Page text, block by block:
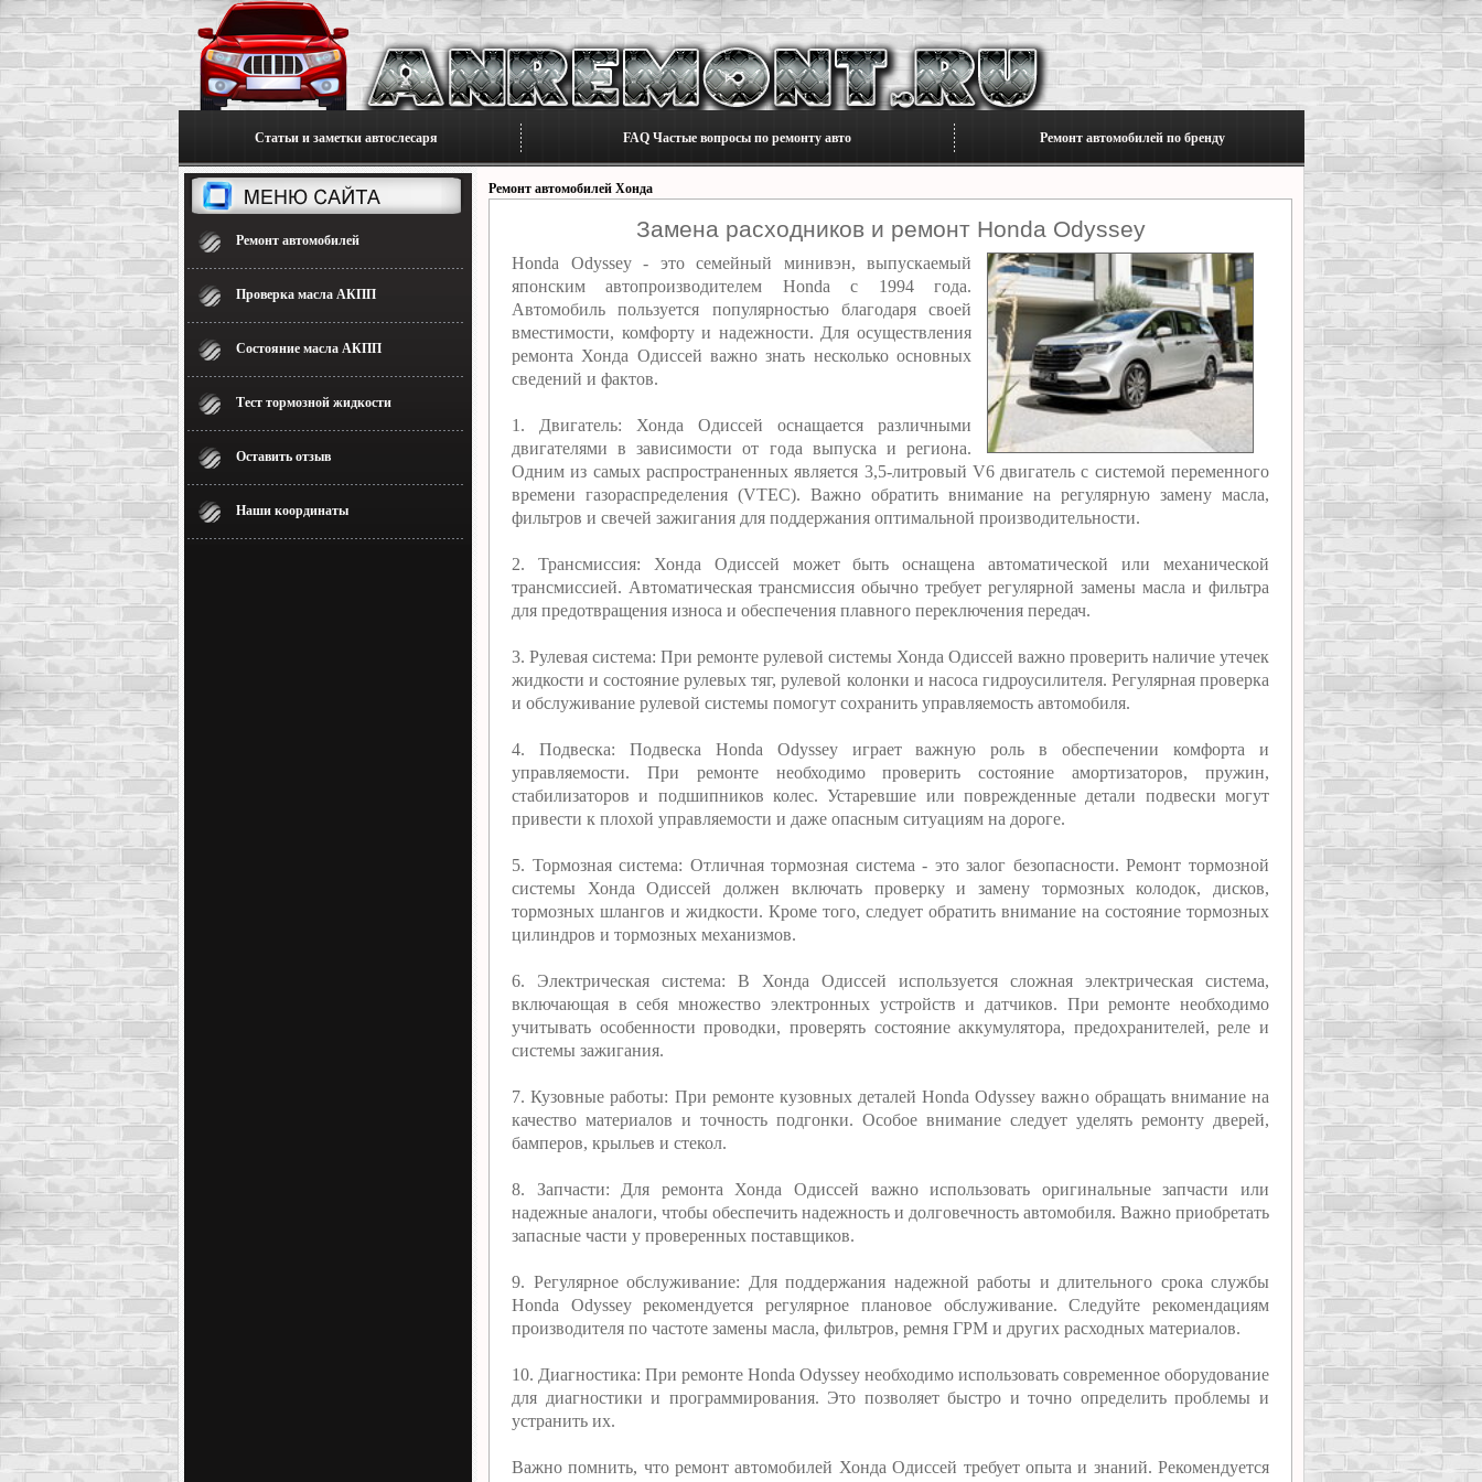
Статьи и заметки автослесаря FAQ Частые вопросы по ремонту авто Ремонт автомобилей по бренду
Ремонт автомобилей
Проверка масла АКПП
Состояние масла АКПП
Тест тормозной жидкости
Оставить отзыв
Наши координаты
Ремонт автомобилей Хонда
Замена расходников и ремонт Honda Odyssey
Honda Odyssey - это семейный минивэн, выпускаемый
японским автопроизводителем Honda с 1994 года.
Автомобиль пользуется популярностью благодаря своей
вместимости, комфорту и надежности. Для осуществления
ремонта Хонда Одиссей важно знать несколько основных
сведений и фактов.
1. Двигатель: Хонда Одиссей оснащается различными
двигателями в зависимости от года выпуска и региона.
Одним из самых распространенных является 3,5-литровый V6 двигатель с системой переменного
времени газораспределения (VTEC). Важно обратить внимание на регулярную замену масла,
фильтров и свечей зажигания для поддержания оптимальной производительности.
2. Трансмиссия: Хонда Одиссей может быть оснащена автоматической или механической
трансмиссией. Автоматическая трансмиссия обычно требует регулярной замены масла и фильтра
для предотвращения износа и обеспечения плавного переключения передач.
3. Рулевая система: При ремонте рулевой системы Хонда Одиссей важно проверить наличие утечек
жидкости и состояние рулевых тяг, рулевой колонки и насоса гидроусилителя. Регулярная проверка
и обслуживание рулевой системы помогут сохранить управляемость автомобиля.
4. Подвеска: Подвеска Honda Odyssey играет важную роль в обеспечении комфорта и
управляемости. При ремонте необходимо проверить состояние амортизаторов, пружин,
стабилизаторов и подшипников колес. Устаревшие или поврежденные детали подвески могут
привести к плохой управляемости и даже опасным ситуациям на дороге.
5. Тормозная система: Отличная тормозная система - это залог безопасности. Ремонт тормозной
системы Хонда Одиссей должен включать проверку и замену тормозных колодок, дисков,
тормозных шлангов и жидкости. Кроме того, следует обратить внимание на состояние тормозных
цилиндров и тормозных механизмов.
6. Электрическая система: В Хонда Одиссей используется сложная электрическая система,
включающая в себя множество электронных устройств и датчиков. При ремонте необходимо
учитывать особенности проводки, проверять состояние аккумулятора, предохранителей, реле и
системы зажигания.
7. Кузовные работы: При ремонте кузовных деталей Honda Odyssey важно обращать внимание на
качество материалов и точность подгонки. Особое внимание следует уделять ремонту дверей,
бамперов, крыльев и стекол.
8. Запчасти: Для ремонта Хонда Одиссей важно использовать оригинальные запчасти или
надежные аналоги, чтобы обеспечить надежность и долговечность автомобиля. Важно приобретать
запасные части у проверенных поставщиков.
9. Регулярное обслуживание: Для поддержания надежной работы и длительного срока службы
Honda Odyssey рекомендуется регулярное плановое обслуживание. Следуйте рекомендациям
производителя по частоте замены масла, фильтров, ремня ГРМ и других расходных материалов.
10. Диагностика: При ремонте Honda Odyssey необходимо использовать современное оборудование
для диагностики и программирования. Это позволяет быстро и точно определить проблемы и
устранить их.
Важно помнить, что ремонт автомобилей Хонда Одиссей требует опыта и знаний. Рекомендуется